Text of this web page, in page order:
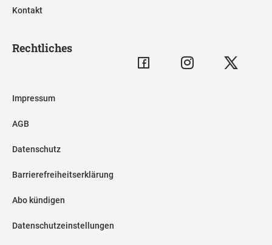
Kontakt
Rechtliches
Impressum
AGB
Datenschutz
Barrierefreiheitserklärung
Abo kündigen
Datenschutzeinstellungen